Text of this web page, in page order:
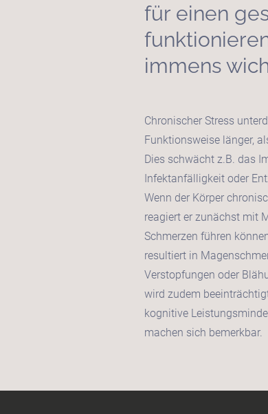
für einen
immens
Chronischer Stress
Funktionsweise länger,
Dies schwächt z.B. das
Infektanfälligkeit oder
Wenn der Körper
reagiert er zunächst mit
Schmerzen führen
resultiert in
Verstopfungen oder
wird zudem
kognitive
machen sich bemerkbar.